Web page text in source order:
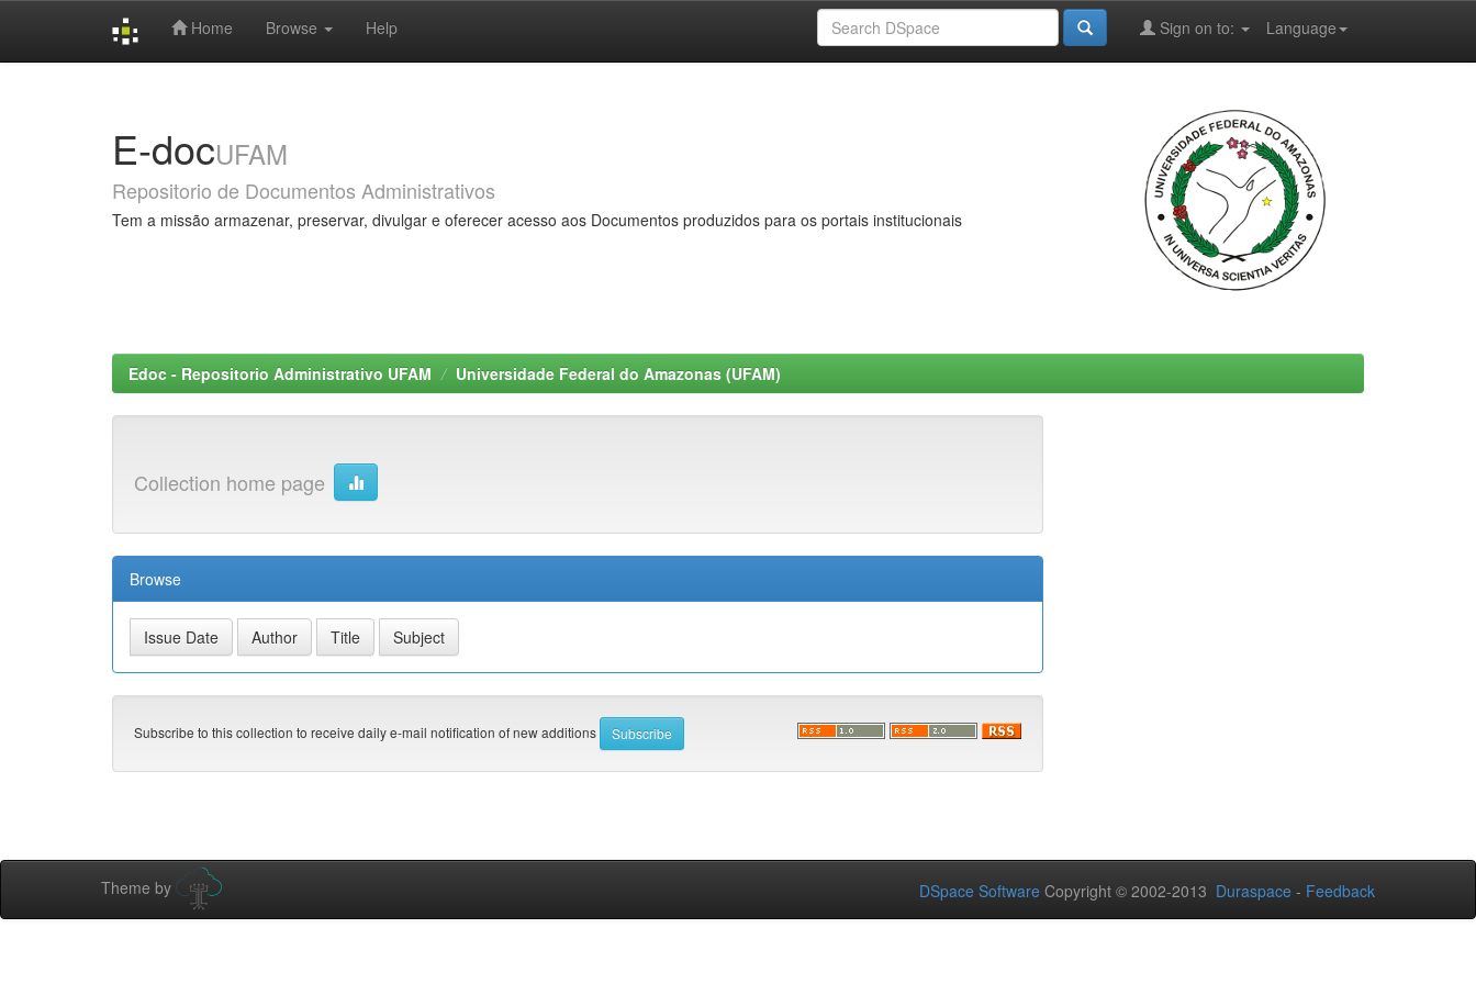
Home Browse Help Language
Sign on to:
E-docUFAM
Repositorio de Documentos Administrativos
Tem a missão armazenar, preservar, divulgar e oferecer acesso aos Documentos produzidos para os portais institucionais
Edoc - Repositorio Administrativo UFAM Universidade Federal do Amazonas (UFAM)
Collection home page
Browse
Subscribe to this collection to receive daily e-mail notification of new additions
Theme by DSpace Software Copyright © 2002-2013 Duraspace - Feedback